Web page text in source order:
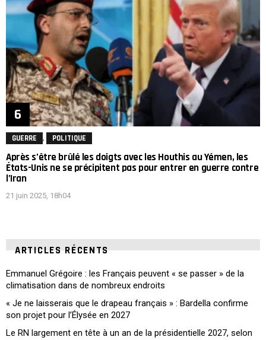
GUERRE , POLITIQUE
Après s’être brûlé les doigts avec les Houthis au Yémen, les
États-Unis ne se précipitent pas pour entrer en guerre contre
l’Iran
21 juin 2025, 18h04
ARTICLES RÉCENTS
Emmanuel Grégoire : les Français peuvent « se passer » de la
climatisation dans de nombreux endroits
« Je ne laisserais que le drapeau français » : Bardella confirme
son projet pour l’Élysée en 2027
Le RN largement en tête à un an de la présidentielle 2027, selon